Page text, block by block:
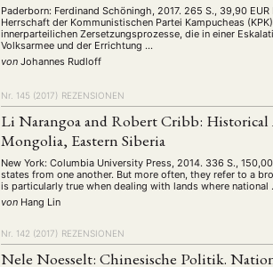
Paderborn: Ferdinand Schöningh, 2017. 265 S., 39,90
Herrschaft der Kommunistischen Partei Kampucheas
innerparteilichen Zersetzungsprozesse, die in einer
Volksarmee und der Errichtung …
von Johannes Rudloff
Nr. 145 (2017) REZENSIONEN
Li Narangoa and Robert Cribb: Historical
Mongolia, Eastern Siberia
New York: Columbia University Press, 2014. 336 S.,
states from one another. But more often, they refer to a
is particularly true when dealing with lands where national
von Hang Lin
Nr. 142 (2017) REZENSIONEN
Nele Noesselt: Chinesische Politik.